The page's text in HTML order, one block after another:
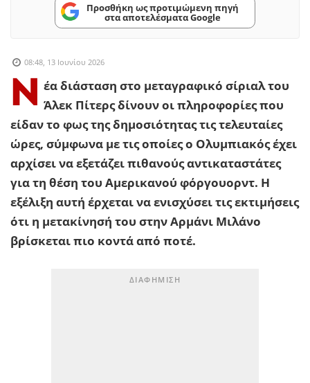
Προσθήκη ως προτιμώμενη πηγή
στα αποτελέσματα Google
08:48, 13 Ιουνίου 2026
Ν
έα διάσταση στο μεταγραφικό σίριαλ του
Άλεκ Πίτερς δίνουν οι πληροφορίες που
είδαν το φως της δημοσιότητας τις τελευταίες
ώρες, σύμφωνα με τις οποίες ο Ολυμπιακός έχει
αρχίσει να εξετάζει πιθανούς αντικαταστάτες
για τη θέση του Αμερικανού φόργουορντ. Η
εξέλιξη αυτή έρχεται να ενισχύσει τις εκτιμήσεις
ότι η μετακίνησή του στην Αρμάνι Μιλάνο
βρίσκεται πιο κοντά από ποτέ.